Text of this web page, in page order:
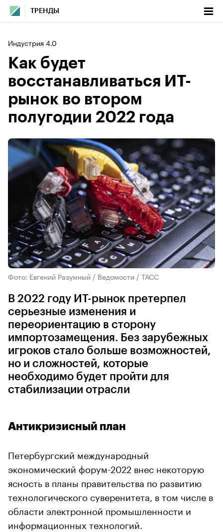
ТРЕНДЫ
Индустрия 4.0
Как будет
восстанавливаться ИТ-
рынок во втором
полугодии 2022 года
Фото: Евгений Разумный / Ведомости / ТАСС
В 2022 году ИТ-рынок претерпел
серьезные изменения и
переориентацию в сторону
импортозамещения. Без зарубежных
игроков стало больше возможностей,
но и сложностей, которые
необходимо будет пройти для
стабилизации отрасли
Антикризисный план
Петербургский международный
экономический форум-2022 внес некоторую
ясность в планы правительства по развитию
технологического суверенитета, в том числе в
области электронной промышленности и
информационных технологий.